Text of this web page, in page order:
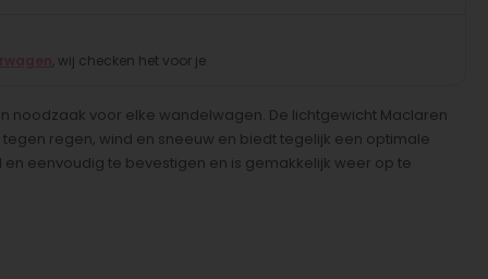
, wij checken het voor je
noodzaak voor elke wandelwagen. De lichtgewicht Maclaren
regen, wind en sneeuw en biedt tegelijk een optimale
en eenvoudig te bevestigen en is gemakkelijk weer op te